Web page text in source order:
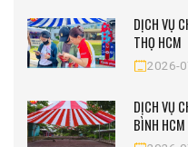
DỊCH VỤ
THỌ HCM
2026-
DỊCH VỤ
BÌNH HCM